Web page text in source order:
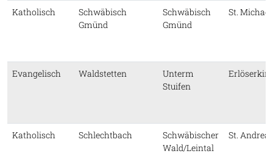
Katholisch
Schwäbisch
Gmünd
Schwäbisch
Gmünd
St. Michael
Evangelisch Waldstetten
Unterm
Stuifen
Katholisch Schlechtbach
Schwäbischer
Wald/Leintal
St. Andreas